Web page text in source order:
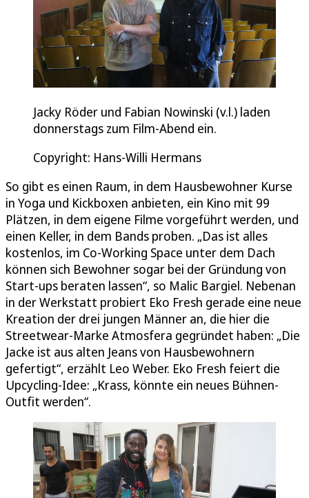
Jacky Röder und Fabian Nowinski (v.l.) laden
donnerstags zum Film-Abend ein.
Copyright: Hans-Willi Hermans
So gibt es einen Raum, in dem Hausbewohner Kurse
in Yoga und Kickboxen anbieten, ein Kino mit 99
Plätzen, in dem eigene Filme vorgeführt werden, und
einen Keller, in dem Bands proben. „Das ist alles
kostenlos, im Co-Working Space unter dem Dach
können sich Bewohner sogar bei der Gründung von
Start-ups beraten lassen“, so Malic Bargiel. Nebenan
in der Werkstatt probiert Eko Fresh gerade eine neue
Kreation der drei jungen Männer an, die hier die
Streetwear-Marke Atmosfera gegründet haben: „Die
Jacke ist aus alten Jeans von Hausbewohnern
gefertigt“, erzählt Leo Weber. Eko Fresh feiert die
Upcycling-Idee: „Krass, könnte ein neues Bühnen-
Outfit werden“.